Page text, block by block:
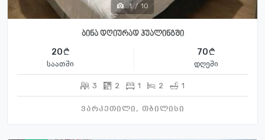
1 / 10
ბინა დღიურად ჰუალინგში
20
საათში
70
დღეში
3 2 1 2 1
ვარკეთილი, თბილისი